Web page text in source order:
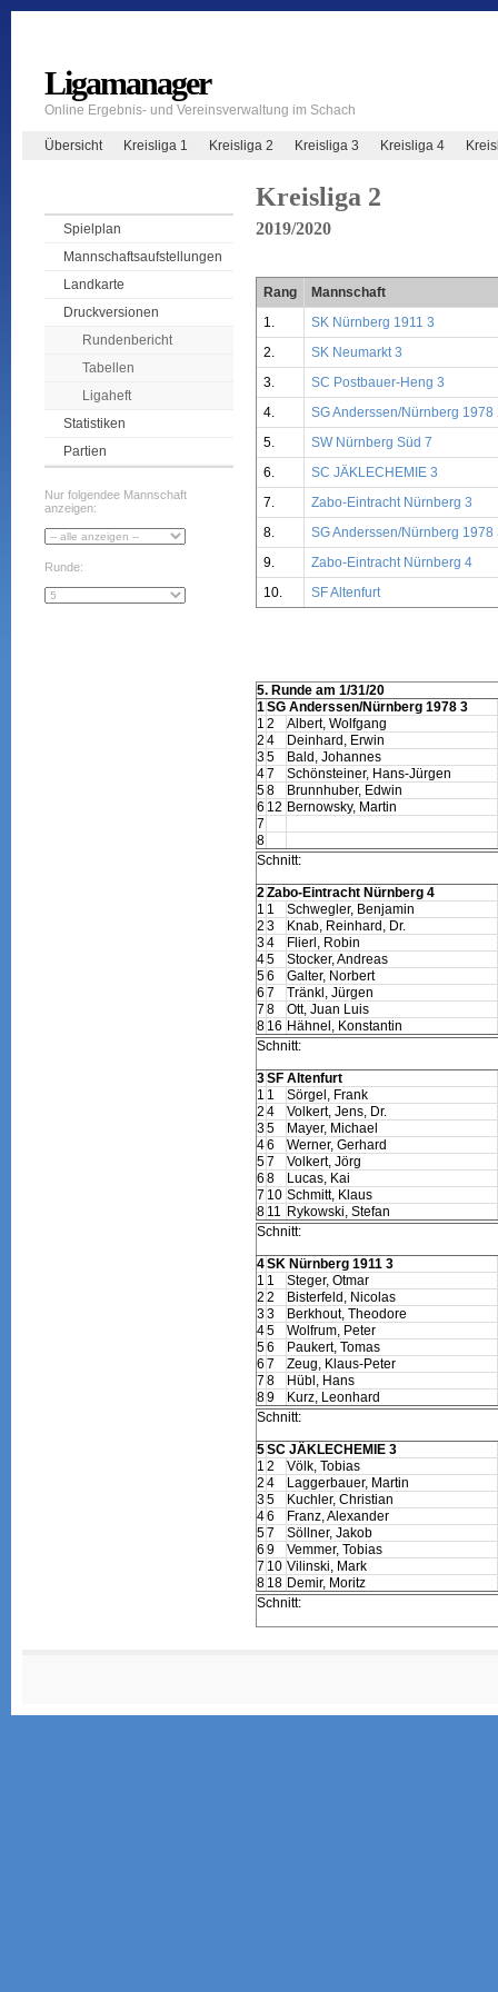
Ligamanager
Online Ergebnis- und Vereinsverwaltung im Schach
Übersicht Kreisliga 1 Kreisliga 2 Kreisliga 3 Kreisliga 4
Spielplan
Mannschaftsaufstellungen
Landkarte
Druckversionen
Rundenbericht
Tabellen
Ligaheft
Statistiken
Partien
Nur folgendee Mannschaft
anzeigen:
Runde:
Kreisliga 2
2019/2020
Rang
Mannschaft
1.
SK Nürnberg 1911 3
2.
SK Neumarkt 3
3.
SC Postbauer-Heng 3
4.
SG Anderssen/Nürnberg 1978
5.
SW Nürnberg Süd 7
6.
SC JÄKLECHEMIE 3
7.
Zabo-Eintracht Nürnberg 3
8.
SG Anderssen/Nürnberg 1978
9.
Zabo-Eintracht Nürnberg 4
10.
SF Altenfurt
5. Runde am 1/31/20
1 SG Anderssen/Nürnberg 1978 3
1 2
Albert, Wolfgang
2 4
Deinhard, Erwin
35
Bald, Johannes
47
Schönsteiner, Hans-Jürgen
58
Brunnhuber, Edwin
6 12 Bernowsky, Martin
7
8
Schnitt:
2 Zabo-Eintracht Nürnberg 4
1 1
Schwegler, Benjamin
2 3
Knab, Reinhard, Dr.
34
Flierl, Robin
45
Stocker, Andreas
56
Galter, Norbert
6 7
Tränkl, Jürgen
7 8
Ott, Juan Luis
8 16 Hähnel, Konstantin
Schnitt:
3SF Altenfurt
1 1
Sörgel, Frank
2 4
Volkert, Jens, Dr.
35
Mayer, Michael
46
Werner, Gerhard
57
Volkert, Jörg
6 8
Lucas, Kai
7 10 Schmitt, Klaus
8 11
Rykowski, Stefan
Schnitt:
4SK Nürnberg 1911 3
1 1
Steger, Otmar
2 2
Bisterfeld, Nicolas
33
Berkhout, Theodore
45
Wolfrum, Peter
56
Paukert, Tomas
6 7
Zeug, Klaus-Peter
7 8
Hübl, Hans
89
Kurz, Leonhard
Schnitt:
5SC JÄKLECHEMIE 3
1 2
Völk, Tobias
2 4
Laggerbauer, Martin
35
Kuchler, Christian
46
Franz, Alexander
57
Söllner, Jakob
6 9
Vemmer, Tobias
7 10 Vilinski, Mark
8 18 Demir, Moritz
Schnitt: